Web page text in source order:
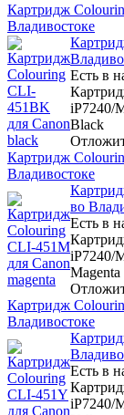
Картридж
Владивостоке
Есть в
iP7240/
Black
Картридж
Владивостоке
во
Есть в
iP7240/
Magenta
Картридж
Владивостоке
Есть в
iP7240/